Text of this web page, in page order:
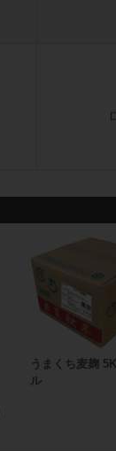
うまくち麦麹
ル